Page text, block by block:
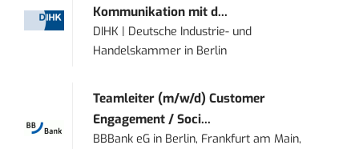
Kommunikation mit d...
DIHK | Deutsche Industrie- und
Handelskammer in Berlin
Teamleiter (m/w/d) Customer
Engagement / Soci...
BBBank eG in Berlin, Frankfurt am Main,